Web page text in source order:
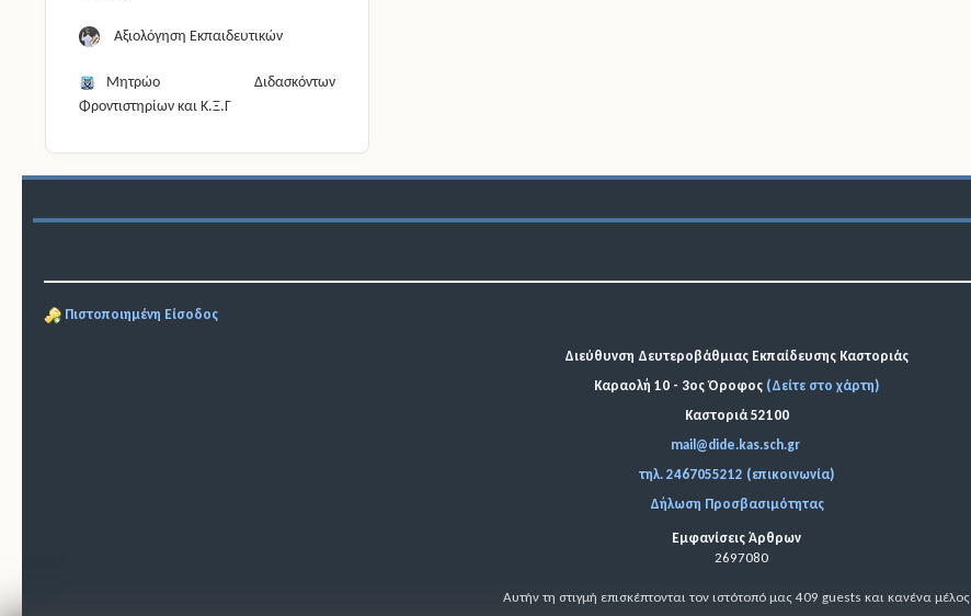
Αξιολόγηση Εκπαιδευτικών
Μητρώο Διδασκόντων
Φροντιστηρίων και Κ.Ξ.Γ
Πιστοποιημένη Είσοδος
Διεύθυνση Δευτεροβάθμιας Εκπαίδευσης Καστοριάς
Καραολή 10 - 3ος Όροφος (Δείτε στο χάρτη)
Καστοριά 52100
mail@dide.kas.sch.gr
τηλ. 2467055212 (επικοινωνία)
Δήλωση Προσβασιμότητας
Εμφανίσεις Άρθρων
2697080
Αυτήν τη στιγμή επισκέπτονται τον ιστότοπό μας 409 guests και κανένα μέλος